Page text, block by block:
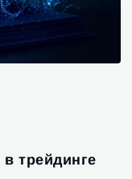
трейдинге